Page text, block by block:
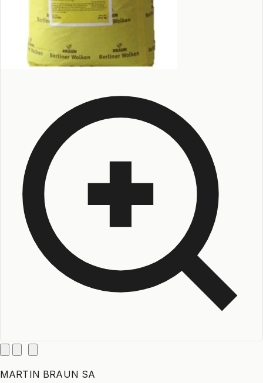
MARTIN BRAUN SA